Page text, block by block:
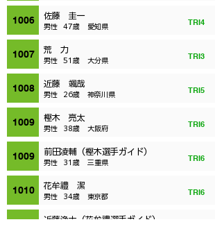
1006 TRI4
佐藤 圭一
男性 47歳 愛知県
1007 TRI3
荒 力
男性 51歳 大分県
1008 TRI5
近藤 颯哉
男性 26歳 神奈川県
1009 TRI6
樫木 亮太
男性 38歳 大阪府
1009 TRI6
前田凌輔（樫木選手ガイド）
男性 31歳 三重県
1010 TRI6
花牟禮 潔
男性 34歳 東京都
近藤浄士（花牟禮選手ガイド）